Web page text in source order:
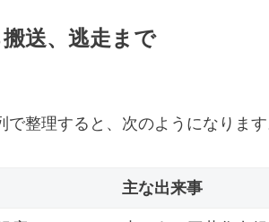
送、逃走まで
整理すると、次のようになります
主な出来事